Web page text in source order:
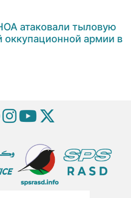
атаковали тыловую
оккупационной армии в